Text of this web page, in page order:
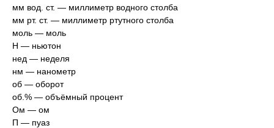
мм вод. ст. — миллиметр водного столба
мм рт. ст. — миллиметр ртутного столба
моль — моль
Н — ньютон
нед — неделя
нм — нанометр
об — оборот
об.% — объёмный процент
Ом — ом
П — пуаз